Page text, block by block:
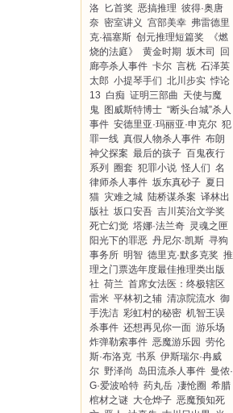
洛
匕首奖 恶搞推理 彼得·奥唐
奈 密室讲义 宫部美幸 弗雷德里
克·福塞斯 创元推理短篇奖
《燃
烧的法庭》
黄金时期 坂木司
回
廊亭杀人事件 卡尔 言桄 石泽英
太郎 小提琴手们 北川步实 悖论
13 白痴 证明三部曲 天使与魔
鬼 图威斯特博士 “断头台城”杀人
事件 安德里亚·玛丽亚·申克尔 犯
罪一线 真假人物杀人事件 布朗
神父探案 最后的孩子 百鬼夜行
系列
圈套 犯罪小说 怪人们 名
律师杀人事件 坂东真砂子 夏日
猫 灾难之城 陆桥谋杀案 译林出
版社 坂口安吾 吉川英治文学奖
死亡幻觉 塔娜·法兰奇 灵魂之匣
阳光下的罪恶 丹尼尔·凯斯 寻狗
事务所 明智 德里克·默多克奖 推
理之门票选年度最佳推理类出版
社 荷兰 首席女法医：终极辖区
雷米 平林初之辅 清凉院流水 御
手洗洁 彩虹村的秘密 机智王误
杀事件 还想再见你一面 游乐场
炸弹勒索事件 恶魔游乐园 劳伦
斯·布洛克 书系 伊斯瑞尔·冉威
尔 野泽尚 岛田流杀人事件 曼侬·
G·爱波哈特 药丸岳 凄怆圈 希腊
棺材之谜 大仓烨子 恶魔预知死